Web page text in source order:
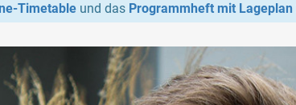
Timetableund das Programmheft mit Lageplan